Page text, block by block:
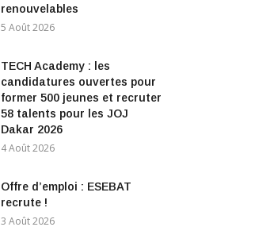
renouvelables
5 Août 2026
TECH Academy : les
candidatures ouvertes pour
former 500 jeunes et recruter
58 talents pour les JOJ
Dakar 2026
4 Août 2026
Offre d’emploi : ESEBAT
recrute !
3 Août 2026